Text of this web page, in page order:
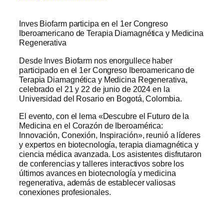
Inves Biofarm participa en el 1er Congreso
Iberoamericano de Terapia Diamagnética y Medicina
Regenerativa
Desde Inves Biofarm nos enorgullece haber
participado en el 1er Congreso Iberoamericano de
Terapia Diamagnética y Medicina Regenerativa,
celebrado el 21 y 22 de junio de 2024 en la
Universidad del Rosario en Bogotá, Colombia.
El evento, con el lema «Descubre el Futuro de la
Medicina en el Corazón de Iberoamérica:
Innovación, Conexión, Inspiración», reunió a líderes
y expertos en biotecnología, terapia diamagnética y
ciencia médica avanzada. Los asistentes disfrutaron
de conferencias y talleres interactivos sobre los
últimos avances en biotecnología y medicina
regenerativa, además de establecer valiosas
conexiones profesionales.